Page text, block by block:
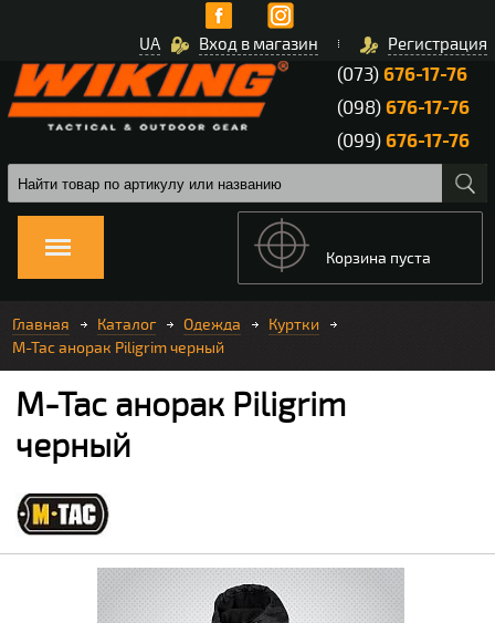
Вход в магазин Регистрация
UA
(073)676-17-76
(098)676-17-76
(099)676-17-76
Корзина пуста
Главная Каталог Одежда
Куртки
M-Tac анорак Piligrim черный
M-Tac анорак Piligrim
черный